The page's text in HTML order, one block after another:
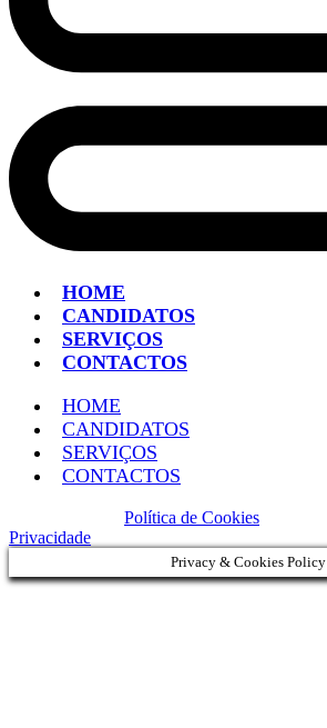
HOME
CANDIDATOS
SERVIÇOS
CONTACTOS
HOME
CANDIDATOS
SERVIÇOS
CONTACTOS
Política de Cookies
Privacidade
Privacy & Cookies Policy